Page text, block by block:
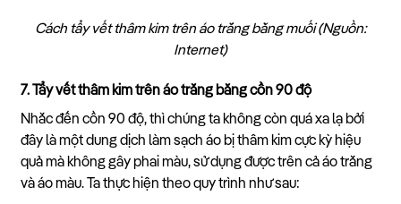
Cách tẩy vết thâm kim trên áo trắng bằng muối (Nguồn:
Internet)
7. Tẩy vết thâm kim trên áo trắng bằng cồn 90 độ
Nhắc đến cồn 90 độ, thì chúng ta không còn quá xa lạ bởi
đây là một dung dịch làm sạch áo bị thâm kim cực kỳ hiệu
quả mà không gây phai màu, sử dụng được trên cả áo trắng
và áo màu. Ta thực hiện theo quy trình như sau: